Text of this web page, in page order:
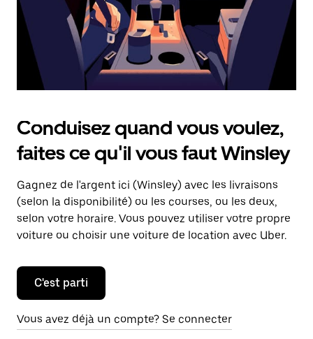
pour
fermer
calendrier.
Conduisez quand vous voulez,
faites ce qu'il vous faut Winsley
Gagnez de l'argent ici (Winsley) avec les livraisons
(selon la disponibilité) ou les courses, ou les deux,
selon votre horaire. Vous pouvez utiliser votre propre
voiture ou choisir une voiture de location avec Uber.
C'est parti
Vous avez déjà un compte? Se connecter